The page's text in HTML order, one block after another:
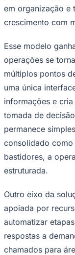
em organização e
crescimento com
Esse modelo
operações se
múltiplos pontos
uma única
informações e
tomada de
permanece
consolidado
bastidores, a
estruturada.
Outro eixo da
apoiada por
automatizar
respostas a
chamados para